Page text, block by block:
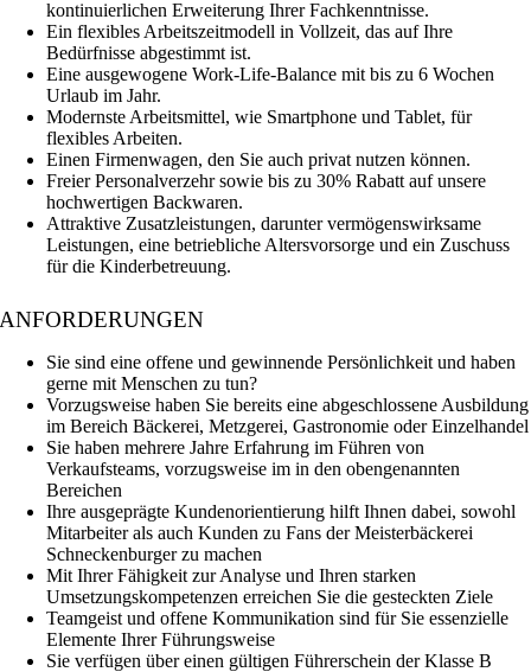
kontinuierlichen Erweiterung Ihrer Fachkenntnisse.
Ein flexibles Arbeitszeitmodell in Vollzeit, das auf Ihre
Bedürfnisse abgestimmt ist.
Eine ausgewogene Work-Life-Balance mit bis zu 6 Wochen
Urlaub im Jahr.
Modernste Arbeitsmittel, wie Smartphone und Tablet, für
flexibles Arbeiten.
Einen Firmenwagen, den Sie auch privat nutzen können.
Freier Personalverzehr sowie bis zu 30% Rabatt auf unsere
hochwertigen Backwaren.
Attraktive Zusatzleistungen, darunter vermögenswirksame
Leistungen, eine betriebliche Altersvorsorge und ein Zuschuss
für die Kinderbetreuung.
ANFORDERUNGEN
Sie sind eine offene und gewinnende Persönlichkeit und haben
gerne mit Menschen zu tun?
Vorzugsweise haben Sie bereits eine abgeschlossene Ausbildung
im Bereich Bäckerei, Metzgerei, Gastronomie oder Einzelhandel
Sie haben mehrere Jahre Erfahrung im Führen von
Verkaufsteams, vorzugsweise im in den obengenannten
Bereichen
Ihre ausgeprägte Kundenorientierung hilft Ihnen dabei, sowohl
Mitarbeiter als auch Kunden zu Fans der Meisterbäckerei
Schneckenburger zu machen
Mit Ihrer Fähigkeit zur Analyse und Ihren starken
Umsetzungskompetenzen erreichen Sie die gesteckten Ziele
Teamgeist und offene Kommunikation sind für Sie essenzielle
Elemente Ihrer Führungsweise
Sie verfügen über einen gültigen Führerschein der Klasse B